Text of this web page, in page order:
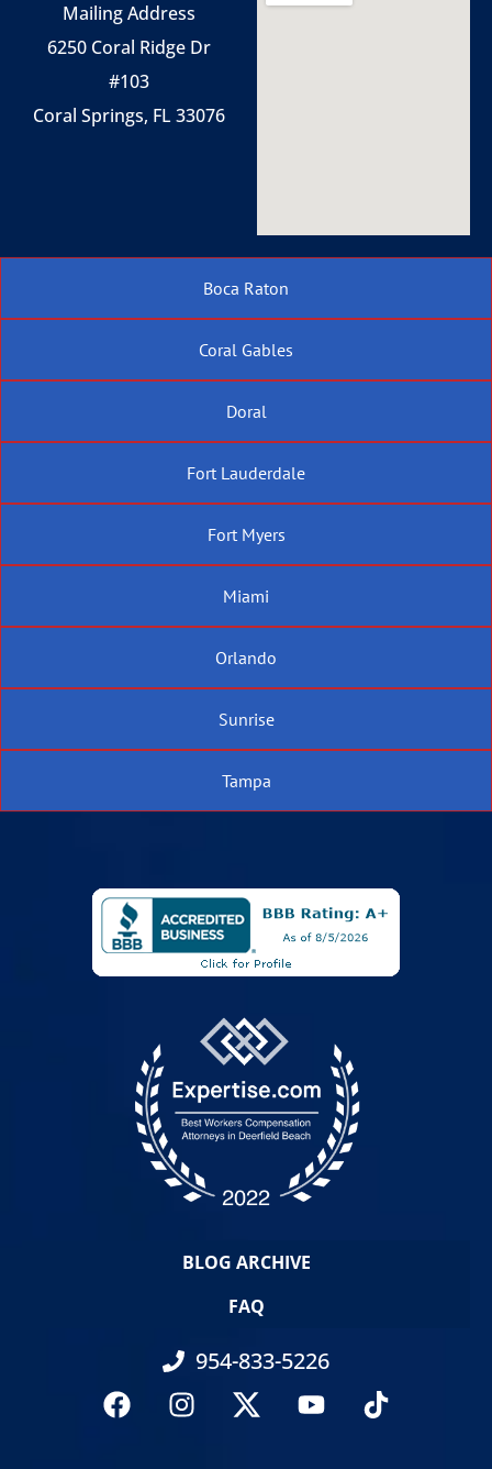
Boca Raton
Coral Gables
Doral
Fort Lauderdale
Fort Myers
Miami
Orlando
Sunrise
Tampa
Mailing Address
6250 Coral Ridge Dr
#103
Coral Springs, FL 33076
BLOG ARCHIVE
FAQ
954-833-5226